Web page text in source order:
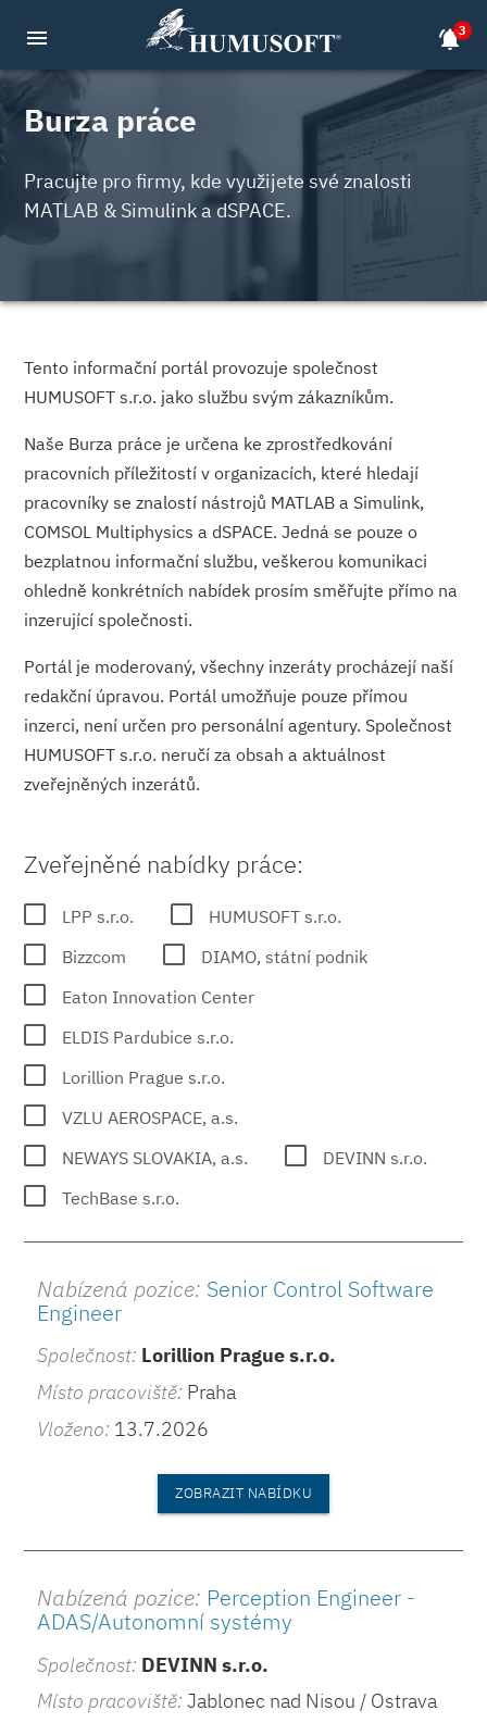
menu notifications_active3
Burza práce
Pracujte pro firmy, kde využijete své znalosti
MATLAB & Simulink a dSPACE.
Tento informační portál provozuje společnost
HUMUSOFT s.r.o. jako službu svým zákazníkům.
Naše Burza práce je určena ke zprostředkování
pracovních příležitostí v organizacích, které hledají
pracovníky se znalostí nástrojů MATLAB a Simulink,
COMSOL Multiphysics a dSPACE. Jedná se pouze o
bezplatnou informační službu, veškerou komunikaci
ohledně konkrétních nabídek prosím směřujte přímo na
inzerující společnosti.
Portál je moderovaný, všechny inzeráty procházejí naší
redakční úpravou. Portál umožňuje pouze přímou
inzerci, není určen pro personální agentury. Společnost
HUMUSOFT s.r.o. neručí za obsah a aktuálnost
zveřejněných inzerátů.
Zveřejněné nabídky práce:
LPP s.r.o.
HUMUSOFT s.r.o.
Bizzcom
DIAMO, státní podnik
Eaton Innovation Center
ELDIS Pardubice s.r.o.
Lorillion Prague s.r.o.
VZLU AEROSPACE, a.s.
NEWAYS SLOVAKIA, a.s.
DEVINN s.r.o.
TechBase s.r.o.
Nabízená pozice: Senior Control Software
Engineer
Společnost: Lorillion Prague s.r.o.
Místo pracoviště: Praha
Vloženo: 13.7.2026
ZOBRAZIT NABÍDKU
Nabízená pozice: Perception Engineer -
ADAS/Autonomní systémy
Společnost: DEVINN s.r.o.
Místo pracoviště:Jablonec nad Nisou / Ostrava